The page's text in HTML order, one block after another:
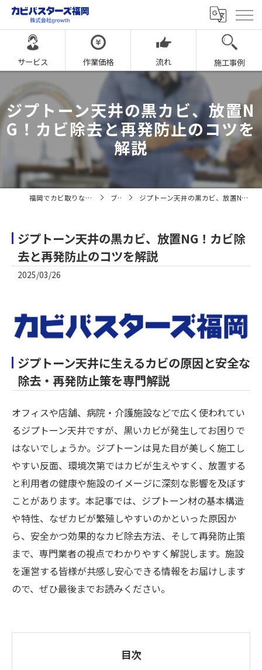
サービス 作業価格 流れ 施工事例
ジプトーン天井の黒カビ、放置N
G！カビ除去と再発防止のコツを
解説
福岡でカビ取りならカビバスターズ福岡 ブログ ジプトーン天井の黒カビ、放置NG！カビ除去と再発防止のコツを解説
ジプトーン天井の黒カビ、放置NG！カビ除
去と再発防止のコツを解説
2025/03/26
ジプトーン天井に生えるカビの原因と安全な
除去・再発防止策を専門解説
オフィスや店舗、病院・介護施設などで広く使われてい
るジプトーン天井ですが、黒いカビが発生してお困りで
はないでしょうか。ジプトーンは見た目が美しく施工し
やすい反面、環境次第ではカビが生えやすく、放置する
と利用者の健康や施設のイメージに深刻な影響を及ぼす
ことがあります。本記事では、ジプトーン材の基本構造
や特性、なぜカビが繁殖しやすいのかといった原因か
ら、安全かつ効果的なカビ除去方法、そして再発防止策
まで、専門業者の視点でわかりやすく解説します。施設
を運営する皆様が共感し安心できる情報をお届けします
ので、ぜひ最後までお読みください。
目次